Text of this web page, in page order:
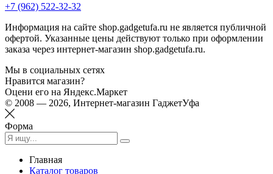
+7 (962) 522-32-32
Информация на сайте shop.gadgetufa.ru не является публичной
офертой. Указанные цены действуют только при оформлении
заказа через интернет-магазин shop.gadgetufa.ru.
Мы в социальных сетях
Нравится магазин?
Оцени его на Яндекс.Маркет
© 2008 — 2026, Интернет-магазин ГаджетУфа
Форма
Главная
Каталог товаров